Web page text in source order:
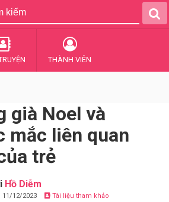
THÀNH VIÊN
già Noel và
mắc liên quan
trẻ
Hồ Diễm
11/12/2023 Tài liệu tham khảo